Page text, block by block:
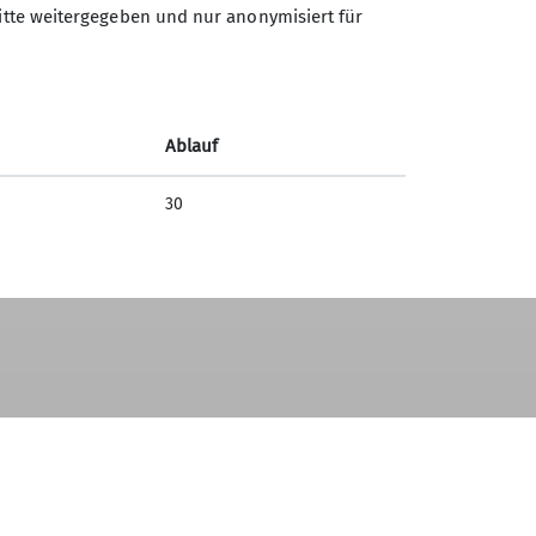
weitergegeben und nur anonymisiert für
Ablauf
30